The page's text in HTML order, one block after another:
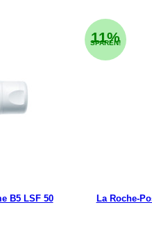
B5 LSF 50
11%
SPAREN!
La Roche-